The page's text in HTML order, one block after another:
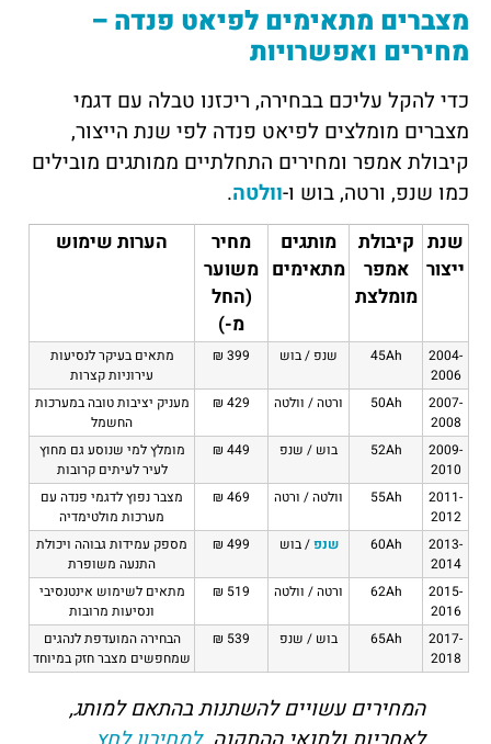
מצברים מתאימים לפיאט פנדה –
מחירים ואפשרויות
כדי להקל עליכם בבחירה, ריכזנו טבלה עם דגמי
מצברים מומלצים לפיאט פנדה לפי שנת הייצור,
קיבולת אמפר ומחירים התחלתיים ממותגים מובילים
כמו שנפ, ורטה, בוש ו-וולטה.
שנת
ייצור
קיבולת
אמפר
מומלצת
מותגים
מתאימים
מחיר
משוער
(החל
מ-)
הערות שימוש
2004-
2006
45Ah שנפ / בוש 399 ₪
מתאים בעיקר לנסיעות
עירוניות קצרות
2007-
2008
50Ah ורטה / וולטה 429 ₪
מעניק יציבות טובה במערכות
החשמל
2009-
2010
52Ah בוש / שנפ 449 ₪
מומלץ למי שנוסע גם מחוץ
לעיר לעיתים קרובות
2011-
2012
55Ah וולטה / ורטה 469 ₪
מצבר נפוץ לדגמי פנדה עם
מערכות מולטימדיה
2013-
2014
60Ah שנפ/ בוש 499 ₪
מספק עמידות גבוהה ויכולת
התנעה משופרת
2015-
2016
62Ah ורטה / וולטה 519 ₪
מתאים לשימוש אינטנסיבי
ונסיעות מרובות
2017-
2018
65Ah בוש / שנפ 539 ₪
הבחירה המועדפת לנהגים
שמחפשים מצבר חזק במיוחד
המחירים עשויים להשתנות בהתאם למותג,